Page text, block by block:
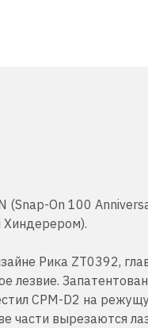
(Snap-On 100
Хиндерером).
Рика ZT0392,
лезвие.
CPM-D2 на
части вырезаются